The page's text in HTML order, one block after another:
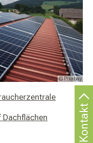
© Pixabay
Kontakt